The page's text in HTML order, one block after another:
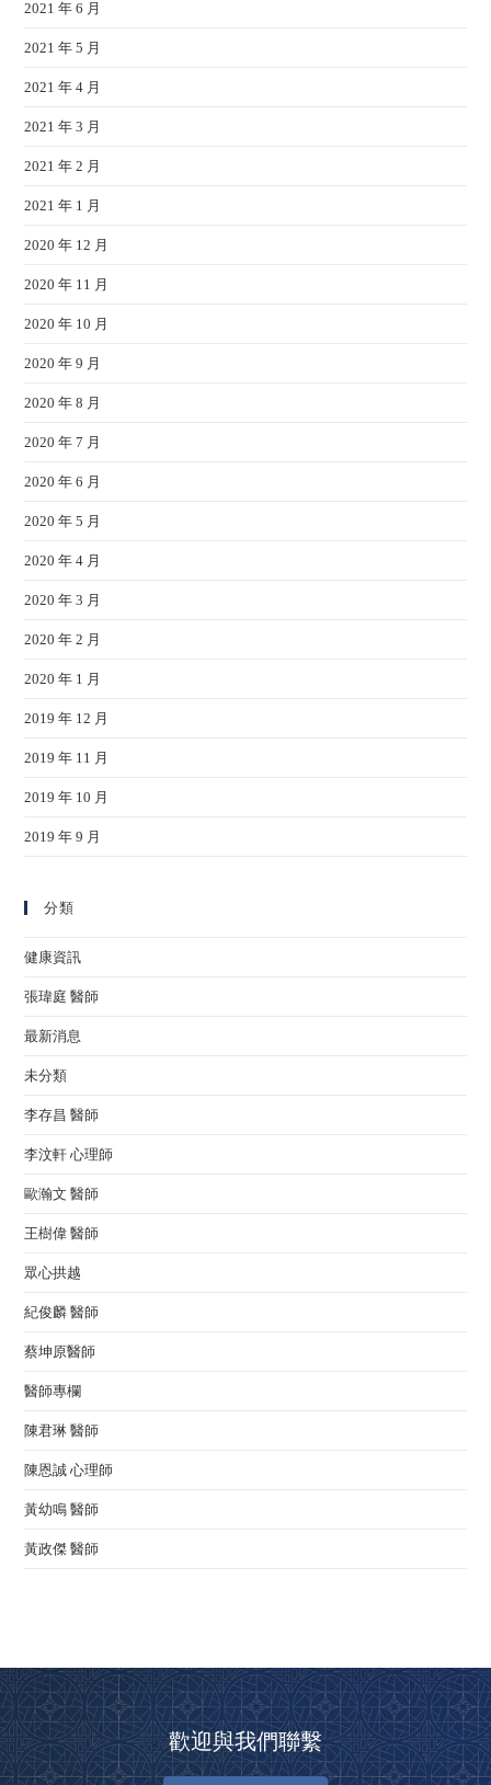
2021 年 6 月
2021 年 5 月
2021 年 4 月
2021 年 3 月
2021 年 2 月
2021 年 1 月
2020 年 12 月
2020 年 11 月
2020 年 10 月
2020 年 9 月
2020 年 8 月
2020 年 7 月
2020 年 6 月
2020 年 5 月
2020 年 4 月
2020 年 3 月
2020 年 2 月
2020 年 1 月
2019 年 12 月
2019 年 11 月
2019 年 10 月
2019 年 9 月
分類
健康資訊
張瑋庭 醫師
最新消息
未分類
李存昌 醫師
李汶軒 心理師
歐瀚文 醫師
王樹偉 醫師
眾心拱越
紀俊麟 醫師
蔡坤原醫師
醫師專欄
陳君琳 醫師
陳恩誠 心理師
黃幼鳴 醫師
黃政傑 醫師
歡迎與我們聯繫